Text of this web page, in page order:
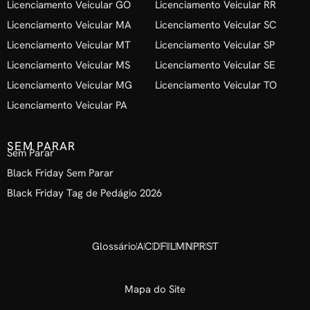
Licenciamento Veicular GO
Licenciamento Veicular MA
Licenciamento Veicular MT
Licenciamento Veicular MS
Licenciamento Veicular MG
Licenciamento Veicular PA
Licenciamento Veicular RR
Licenciamento Veicular SC
Licenciamento Veicular SP
Licenciamento Veicular SE
Licenciamento Veicular TO
SEM PARAR
Sem Parar
Black Friday Sem Parar
Black Friday Tag de Pedágio 2026
GlossárioACDFILMNPRST
Mapa do Site